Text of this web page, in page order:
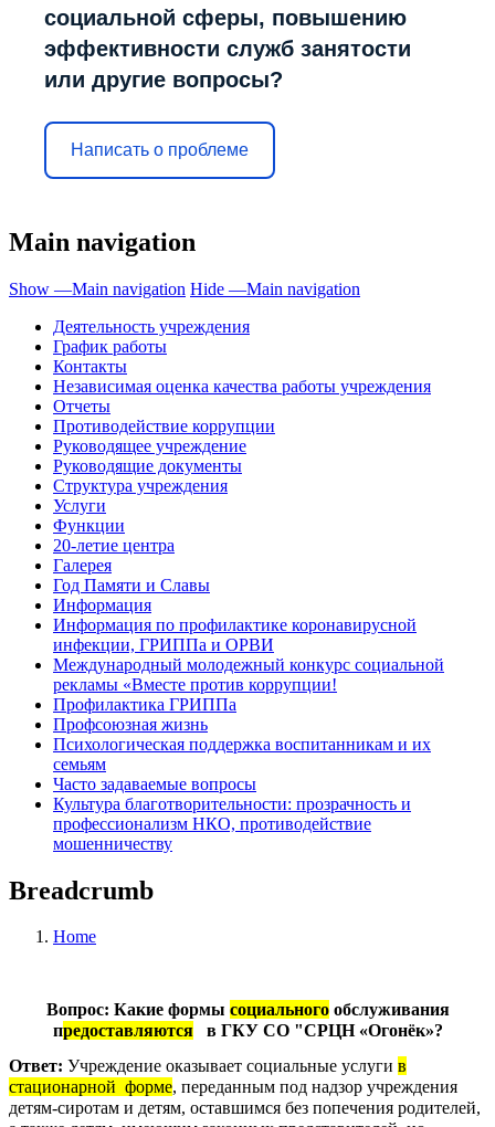
социальной сферы, повышению
эффективности служб занятости
или другие вопросы?
Написать о проблеме
Main navigation
Show —Main navigation Hide —Main navigation
Деятельность учреждения
График работы
Контакты
Независимая оценка качества работы учреждения
Отчеты
Противодействие коррупции
Руководящее учреждение
Руководящие документы
Структура учреждения
Услуги
Функции
20-летие центра
Галерея
Год Памяти и Славы
Информация
Информация по профилактике коронавирусной
инфекции, ГРИППа и ОРВИ
Международный молодежный конкурс социальной
рекламы «Вместе против коррупции!
Профилактика ГРИППа
Профсоюзная жизнь
Психологическая поддержка воспитанникам и их
семьям
Часто задаваемые вопросы
Культура благотворительности: прозрачность и
профессионализм НКО, противодействие
мошенничеству
Breadcrumb
Home
Вопрос: Какие формы социальногообслуживания
предоставляютсяв ГКУ СО "СРЦН «Огонёк»?
Ответ: Учреждение оказывает социальные услуги в
стационарной форме, переданным под надзор учреждения
детям-сиротам и детям, оставшимся без попечения родителей,